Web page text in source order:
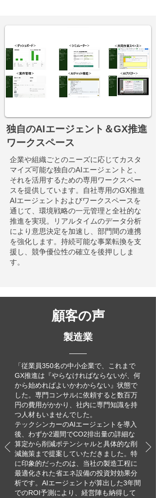
独自のAIエージェント＆GX推進
ワークスペース
企業や組織ごとのニーズに応じてカスタ
マイズ可能な独自のAIエージェントと、
それを活用するための専用ワークスペー
スを提供しています。自社専用のGX推進
AIエージェントおよびワークスペースを
通じて、環境戦略の一元管理と全社的な
推進を実現。リアルタイムのデータ分析
により意思決定を加速し、部門間の連携
を強化します。持続可能な事業転換を支
援し、競争優位性の確立を後押ししま
す。
顧客の声
​製造業
「従業員350名の中小企業で、これまで
GX推進は『やらなければならないが、何
から始めればよいかわからない』状態で
した。専門コンサルに依頼すると数百万
円の費用がかかり、社内に専門知識を持
つ人材もいませんでした。
テックシンカーのAIエージェントを導入
後、わずか2週間でCO2排出量の詳細な
算定から削減ポテンシャルと具体的な削
減施策まで提案していただきました。特
に印象的だったのは、当社の製造工程に
最適化された省エネ設備の投資対効果分
析です。AIエージェントが算出した3年間
でのROI予測により、経営陣も納得して